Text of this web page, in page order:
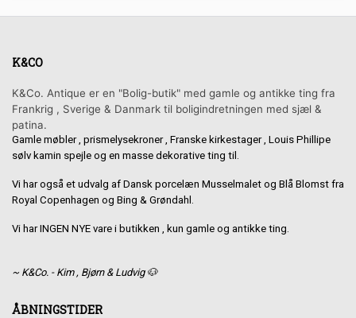
K&CO
K&Co. Antique er en "Bolig-butik" med gamle og antikke ting fra
Frankrig , Sverige & Danmark til boligindretningen med sjæl &
patina.
Gamle møbler , prismelysekroner , Franske kirkestager , Louis Phillipe
sølv kamin spejle og en masse dekorative ting til.
Vi har også et udvalg af Dansk porcelæn Musselmalet og Blå Blomst fra
Royal Copenhagen og Bing & Grøndahl.
Vi har INGEN NYE vare i butikken , kun gamle og antikke ting.
~ K&Co. - Kim , Bjørn & Ludvig 🐶
ÅBNINGSTIDER